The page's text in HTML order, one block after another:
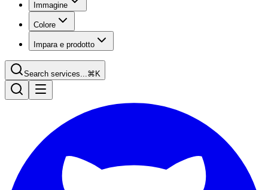
Immagine
Colore
Impara e prodotto
Search services...⌘K